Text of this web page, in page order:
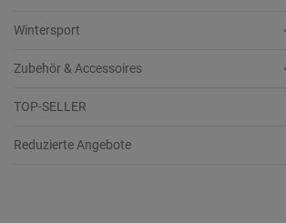
Wintersport
Zubehör & Accessoires
TOP-SELLER
Reduzierte Angebote